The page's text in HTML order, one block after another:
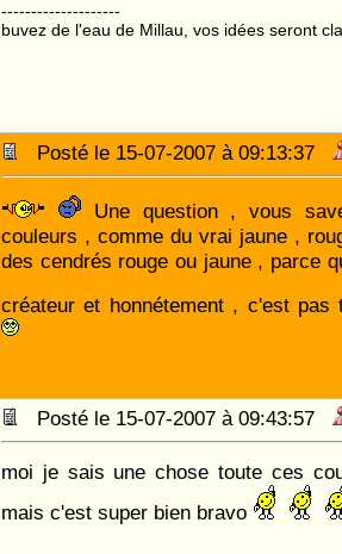
--------------------
buvez de l'eau de Millau, vos idées seront
Posté le 15-07-2007 à 09:13:37
Une question , vous
couleurs , comme du vrai jaune ,
des cendrés rouge ou jaune , parce
créateur et honnétement , c'est
Posté le 15-07-2007 à 09:43:57
moi je sais une chose toute ces
mais c'est super bien bravo